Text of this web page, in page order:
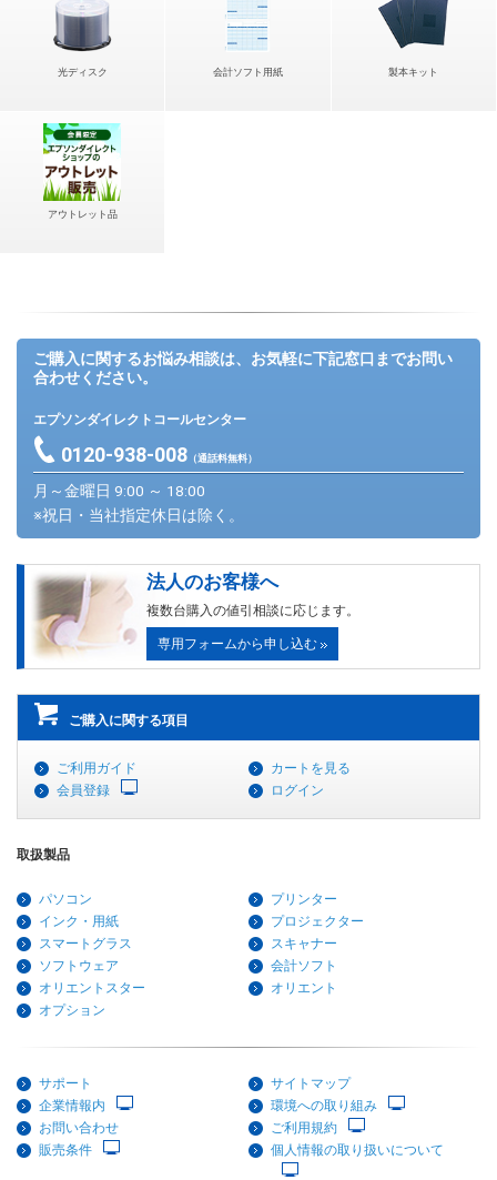
光ディスク 会計ソフト用紙 製本キット
アウトレット品
ご購入に関するお悩み相談は、お気軽に下記窓口までお問い
合わせください。
エプソンダイレクトコールセンター
0120-938-008（通話料無料）
月～金曜日 9:00 ～ 18:00
※祝日・当社指定休日は除く。
法人のお客様へ
複数台購入の値引相談に応じます。
専用フォームから申し込む
ご購入に関する項目
ご利用ガイド
カートを見る
会員登録
ログイン
取扱製品
パソコン
プリンター
インク・用紙
プロジェクター
スマートグラス
スキャナー
ソフトウェア
会計ソフト
オリエントスター
オリエント
オプション
サポート
サイトマップ
企業情報内
環境への取り組み
お問い合わせ
ご利用規約
販売条件
個人情報の取り扱いについて